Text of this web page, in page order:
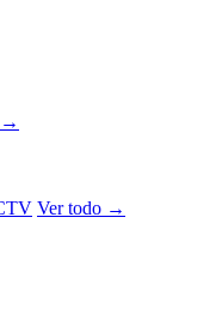
→
Ver todo →